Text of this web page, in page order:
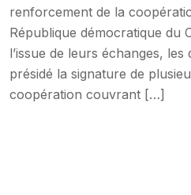
renforcement de la
République démocratique du
l’issue de leurs échanges, les
présidé la signature de
coopération couvrant […]